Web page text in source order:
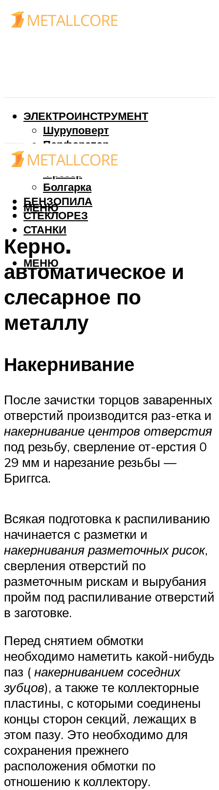
ЭЛЕКТРОИНСТРУМЕНТ
Шуруповерт
Перфоратор
Дрель
Фрезер
Болгарка
БЕНЗОПИЛА
СТЕКЛОРЕЗ
СТАНКИ
МЕНЮ
МЕНЮ
Керно.
автоматическое и
слесарное по
металлу
Накернивание
После зачистки торцов заваренных
отверстий производится раз-етка и
накернивание центров отверстия
под резьбу, сверление от-ерстия 0
29 мм и нарезание резьбы —
Бриггса.
Всякая подготовка к распиливанию
начинается с разметки и
накернивания разметочных рисок,
сверления отверстий по
разметочным рискам и вырубания
пройм под распиливание отверстий
в заготовке.
Перед снятием обмотки
необходимо наметить какой-нибудь
паз ( накерниванием соседних
зубцов), а также те коллекторные
пластины, с которыми соединены
концы сторон секций, лежащих в
этом пазу. Это необходимо для
сохранения прежнего
расположения обмотки по
отношению к коллектору.